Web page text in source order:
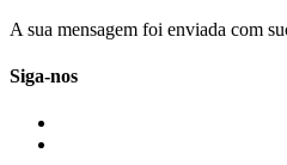
A sua mensagem foi enviada com
Siga-nos